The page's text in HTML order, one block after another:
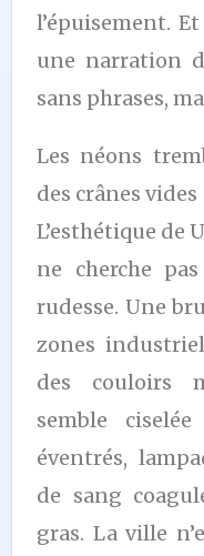
l’épuisement.
une narration
sans phrases,
Les néons
des crânes vides
L’esthétique de
ne cherche
rudesse. Une
zones
des couloirs
semble
éventrés,
de sang
gras. La ville